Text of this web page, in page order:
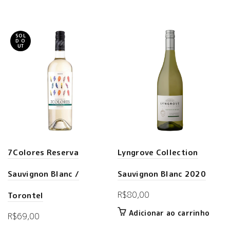
SOL
D O
UT
7Colores Reserva
Sauvignon Blanc /
Torontel
R$69,00
Lyngrove Collection
Sauvignon Blanc 2020
R$80,00
Adicionar ao carrinho